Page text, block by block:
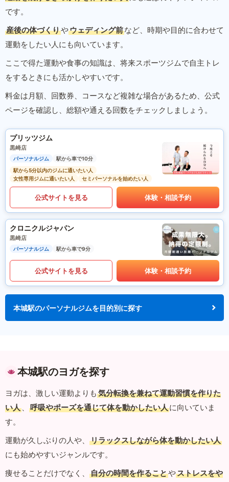
です。
産後の体づくりやウェディング前など、時期や目的に合わせて
運動をしたい人にも向いています。
ここで得た運動や食事の知識は、将来スポーツジムで自主トレ
をするときにも活かしやすいです。
料金は月額、回数券、コースなど複雑な場合があるため、公式
ページを確認し、総額や通える回数をチェックしましょう。
プリッツジム
黒崎店
パーソナルジム
駅から車で10分
駅から5分以内のジムに通いたい人
女性専用ジムに通いたい人
セミパーソナルを始めたい人
公式サイトを見る 体験・相談予約
クロニクルジャパン
黒崎店
パーソナルジム 駅から車で9分
公式サイトを見る 体験・相談予約
本城駅のパーソナルジムを目的別に探す
本城駅のヨガを探す
ヨガは、激しい運動よりも 気分転換を兼ねて運動習慣を作りた
い人 、 呼吸やポーズを通じて体を動かしたい人に向いていま
す。
運動が久しぶりの人や、
リラックスしながら体を動かしたい人
にも始めやすいジャンルです。
痩せることだけでなく、
自分の時間を作ることやストレスをや